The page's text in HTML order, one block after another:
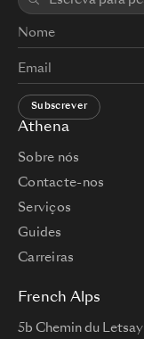
Athena
Sobre nós
Contacte-nos
Serviços
Guides
Carreiras
French Alps
5b Chemin du Letsay
Subscrever